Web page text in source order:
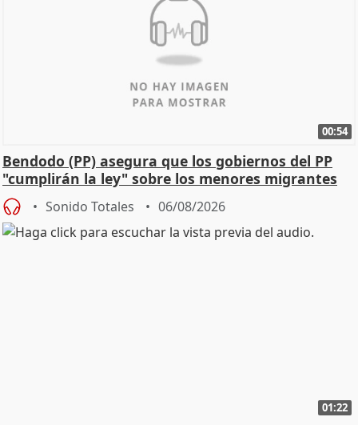
00:54
Bendodo (PP) asegura que los gobiernos del PP
"cumplirán la ley" sobre los menores migrantes
Sonido Totales 06/08/2026
01:22